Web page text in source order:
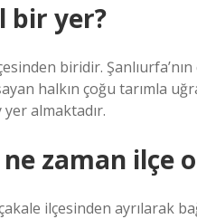
bir yer?
biridir.
halkın çoğu tarımla
almaktadır.
zaman ilçe
ilçesinden ayrılarak